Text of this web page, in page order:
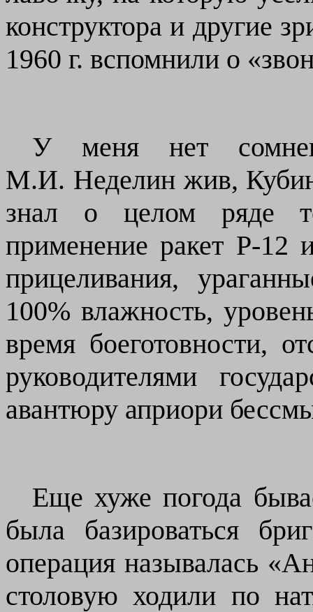
конструктора и другие
1960 г. вспомнили о
У меня нет
М.И. Неделин жив,
знал о целом ряде
применение ракет Р-12
прицеливания,
100% влажность,
время боеготовности,
руководителями
авантюру априори
Еще хуже погода
была базироваться
операция называлась
столовую ходили по